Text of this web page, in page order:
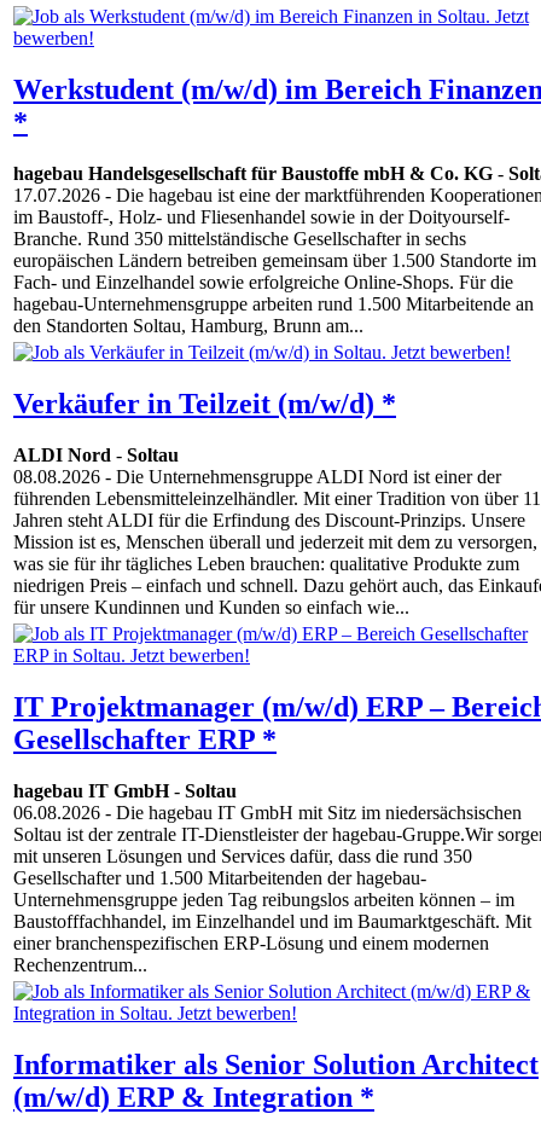
Werkstudent (m/w/d) im Bereich
*
hagebau Handelsgesellschaft für Baustoffe mbH & Co. KG -
17.07.2026 - Die hagebau ist eine der marktführenden
im Baustoff-, Holz- und Fliesenhandel sowie in der Doityourself-
Branche. Rund 350 mittelständische Gesellschafter in sechs
europäischen Ländern betreiben gemeinsam über 1.500 Standorte im
Fach- und Einzelhandel sowie erfolgreiche Online-Shops. Für die
hagebau-Unternehmensgruppe arbeiten rund 1.500 Mitarbeitende an
den Standorten Soltau, Hamburg, Brunn am...
Verkäufer in Teilzeit (m/w/d) *
ALDI Nord - Soltau
08.08.2026 - Die Unternehmensgruppe ALDI Nord ist einer der
führenden Lebensmitteleinzelhändler. Mit einer Tradition von über
Jahren steht ALDI für die Erfindung des Discount-Prinzips. Unsere
Mission ist es, Menschen überall und jederzeit mit dem zu versorgen,
was sie für ihr tägliches Leben brauchen: qualitative Produkte zum
niedrigen Preis – einfach und schnell. Dazu gehört auch, das
für unsere Kundinnen und Kunden so einfach wie...
IT Projektmanager (m/w/d) ERP –
Gesellschafter ERP *
hagebau IT GmbH- Soltau
06.08.2026 - Die hagebau IT GmbH mit Sitz im niedersächsischen
Soltau ist der zentrale IT-Dienstleister der hagebau-Gruppe.Wir
mit unseren Lösungen und Services dafür, dass die rund 350
Gesellschafter und 1.500 Mitarbeitenden der hagebau-
Unternehmensgruppe jeden Tag reibungslos arbeiten können – im
Baustofffachhandel, im Einzelhandel und im Baumarktgeschäft. Mit
einer branchenspezifischen ERP-Lösung und einem modernen
Rechenzentrum...
Informatiker als Senior Solution Architect
(m/w/d) ERP & Integration *